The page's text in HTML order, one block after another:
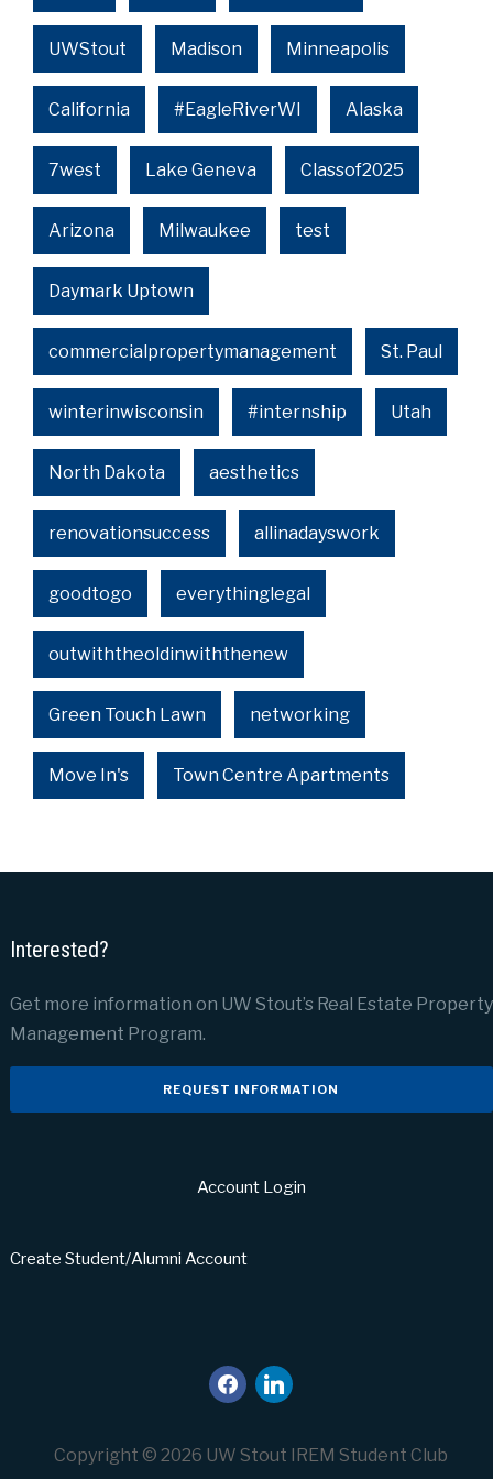
UWStout Madison Minneapolis
California #EagleRiverWI Alaska
7west Lake Geneva Classof2025
Arizona Milwaukee test
Daymark Uptown
commercialpropertymanagement St. Paul
winterinwisconsin #internship Utah
North Dakota aesthetics
renovationsuccess allinadayswork
goodtogo everythinglegal
outwiththeoldinwiththenew
Green Touch Lawn networking
Move In's Town Centre Apartments
Interested?
Get more information on UW Stout’s Real Estate Property
Management Program.
REQUEST INFORMATION
Account Login
Create Student/Alumni Account
facebook
linkedin
Copyright © 2026 UW Stout IREM Student Club